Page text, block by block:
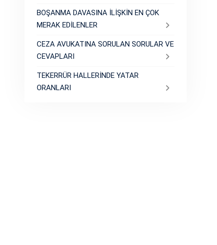
BOŞANMA DAVASINA İLİŞKİN EN ÇOK
MERAK EDİLENLER
CEZA AVUKATINA SORULAN SORULAR VE
CEVAPLARI
TEKERRÜR HALLERİNDE YATAR
ORANLARI